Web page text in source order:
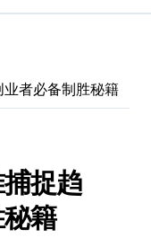
者必备制胜秘籍
捉趋
籍